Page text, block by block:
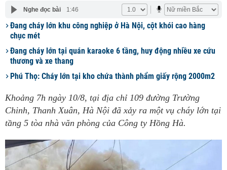
Nghe đọc bài 1:46
Đang cháy lớn khu công nghiệp ở Hà Nội, cột khói cao hàng
chục mét
Đang cháy lớn tại quán karaoke 6 tầng, huy động nhiều xe cứu
thương và xe thang
Phú Thọ: Cháy lớn tại kho chứa thành phẩm giấy rộng 2000m2
Khoảng 7h ngày 10/8, tại địa chỉ 109 đường Trường
Chinh, Thanh Xuân, Hà Nội đã xảy ra một vụ cháy lớn tại
tầng 5 tòa nhà văn phòng của Công ty Hồng Hà.